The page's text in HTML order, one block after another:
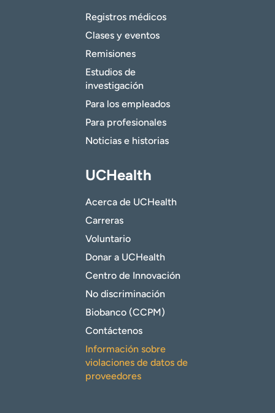
Registros médicos
Clases y eventos
Remisiones
Estudios de
investigación
Para los empleados
Para profesionales
Noticias e historias
UCHealth
Acerca de UCHealth
Carreras
Voluntario
Donar a UCHealth
Centro de Innovación
No discriminación
Biobanco (CCPM)
Contáctenos
Información sobre
violaciones de datos de
proveedores